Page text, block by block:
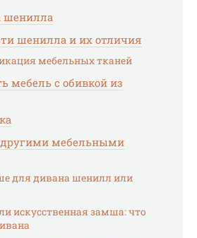
шенилла
шенилла и их отличия
мебельных тканей
мебель с обивкой из
другими мебельными
для дивана шенилл или
искусственная замша: что